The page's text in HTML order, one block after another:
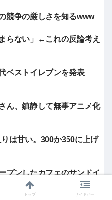
競争の厳しさを知るwww
らない」←これの反論考え
ベストイレブンを発表
ん、鎮静して無事アニメ化
は甘い。300か350に上げ
プンしたカフェのサンドイ
トップ サイドバー